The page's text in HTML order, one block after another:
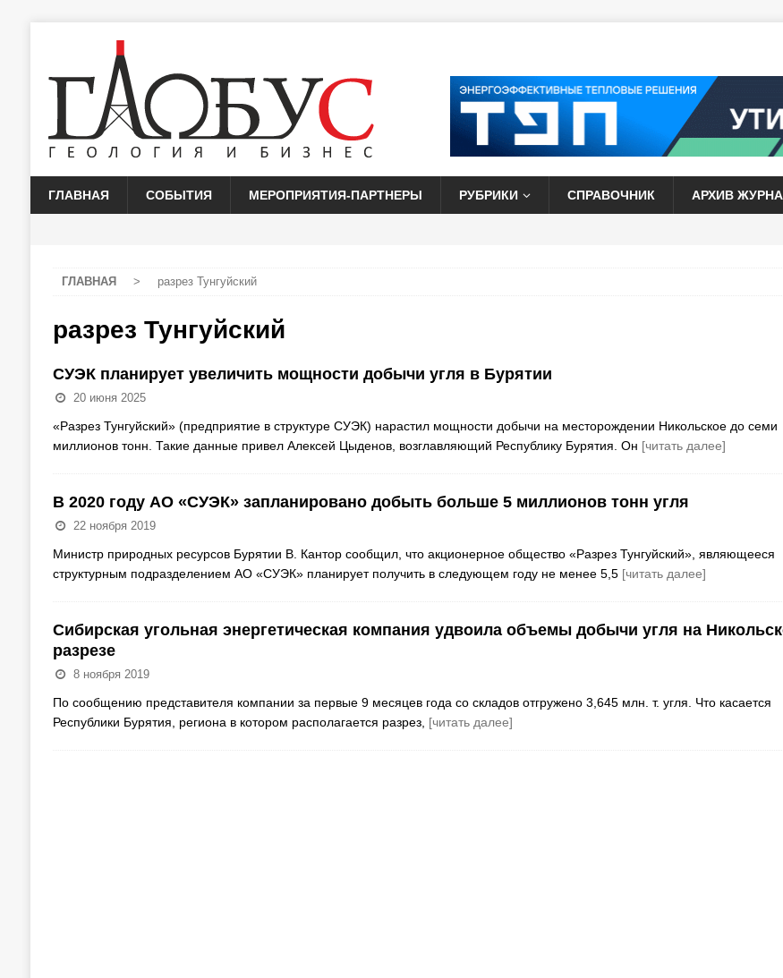
ГЛАВНАЯ СОБЫТИЯ МЕРОПРИЯТИЯ-ПАРТНЕРЫ РУБРИКИ СПРАВОЧНИК АРХИВ
ГЛАВНАЯ > разрез Тунгуйский
разрез Тунгуйский
СУЭК планирует увеличить мощности добычи угля в Бурятии
20 июня 2025
«Разрез Тунгуйский» (предприятие в структуре СУЭК) нарастил мощности добычи на месторождении Никольское до семи
миллионов тонн. Такие данные привел Алексей Цыденов, возглавляющий Республику Бурятия. Он [читать далее]
В 2020 году АО «СУЭК» запланировано добыть больше 5 миллионов тонн угля
22 ноября 2019
Министр природных ресурсов Бурятии В. Кантор сообщил, что акционерное общество «Разрез Тунгуйский», являющееся
структурным подразделением АО «СУЭК» планирует получить в следующем году не менее 5,5 [читать далее]
Сибирская угольная энергетическая компания удвоила объемы добычи угля на
разрезе
8 ноября 2019
По сообщению представителя компании за первые 9 месяцев года со складов отгружено 3,645 млн. т. угля. Что касается
Республики Бурятия, региона в котором располагается разрез, [читать далее]